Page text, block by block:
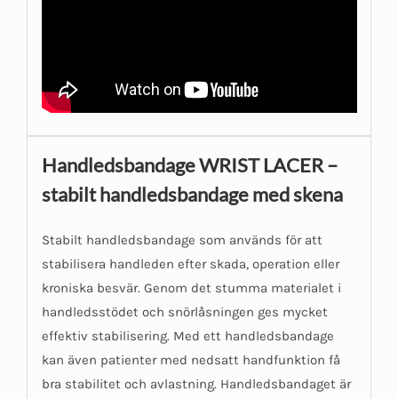
Handledsbandage WRIST LACER –
stabilt handledsbandage med skena
Stabilt handledsbandage som används för att
stabilisera handleden efter skada, operation eller
kroniska besvär. Genom det stumma materialet i
handledsstödet och snörlåsningen ges mycket
effektiv stabilisering. Med ett handledsbandage
kan även patienter med nedsatt handfunktion få
bra stabilitet och avlastning. Handledsbandaget är